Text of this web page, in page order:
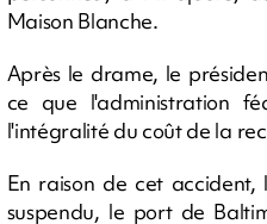
Maison Blanche.
Après le drame, le
ce que l'administration
l'intégralité du coût de la
En raison de cet
suspendu, le port de